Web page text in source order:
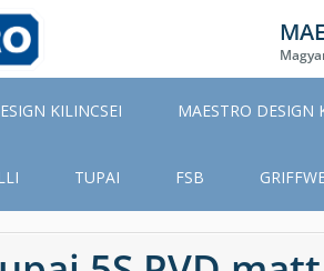
KILINCSEI MAESTRO DESIGN
TUPAI FSB